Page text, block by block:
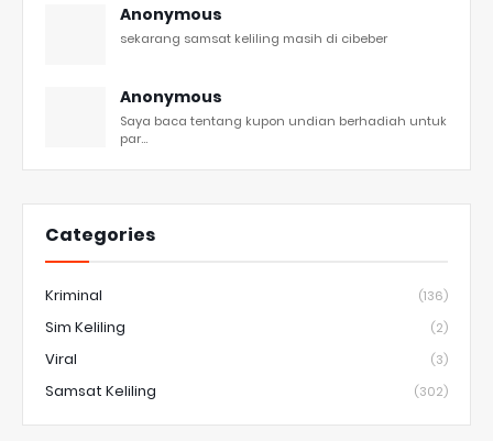
Anonymous
sekarang samsat keliling masih di cibeber
Anonymous
Saya baca tentang kupon undian berhadiah untuk
par...
Categories
Kriminal (136)
Sim Keliling (2)
Viral (3)
Samsat Keliling (302)